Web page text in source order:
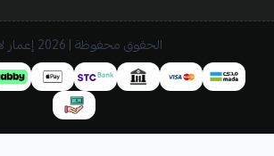
الحقوق محفوظة | 2026 إعمار